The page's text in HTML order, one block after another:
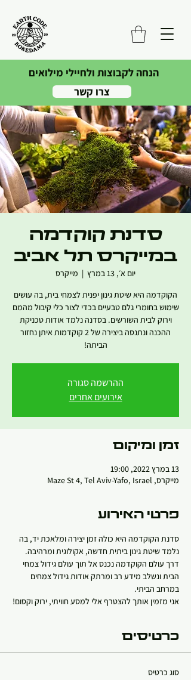
הנחה לקבוצות ולחיילי מילואים
צרו קשר
סדנת קוקדמה
במייקרס תל אביב
יום א׳, 13 במרץ
  |
מייקרס
הקוקדמה היא שיטת גינון יפנית לצמחי בית, בה עושים
שימוש בחומרי גלם טבעיים בכדי לצור כלי קיבול מהמם
וירוק לבית השורשים. בסדנה נלמד אודות טכניקת
ההכנה ונתנסה ביצירה של 2 קוקדמות איתן נחזור
הביתה!
ההרשמה סגורה
אירועים אחרים
זמן ומיקום
13 במרץ 2022, 19:00
מייקרס, Maze St 4, Tel Aviv-Yafo, Israel
פרטי האירוע
סדנת הקוקדמה היא כולה זמן יצירה ומלאכת יד, בה
נלמד שיטת גינון ביתית חדשה, אקולוגית ומרהיבה.
דרך עולם הקוקדמה נכנס אל תוך עולם גידול צמחי
הבית ונשלב מידע רב ומרתק אודות גידול צמחים
במרחב הביתי.
אני מזמין אותך להצטרף אלי למסע חוויתי, ירוק וקסום!
כרטיסים
סוג כרטיס